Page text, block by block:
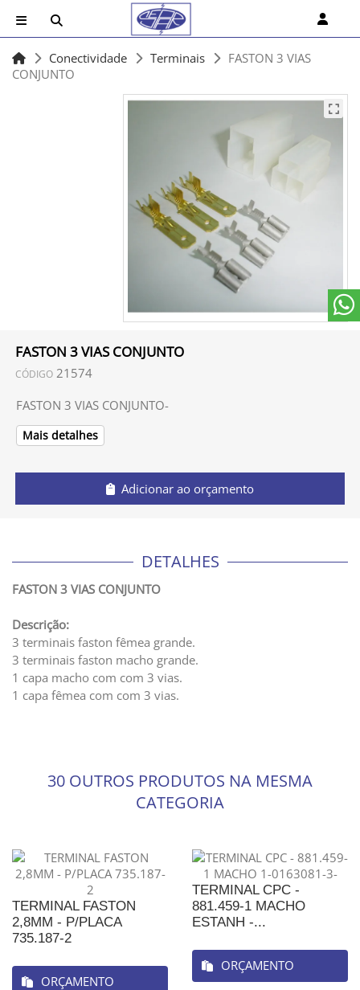
Conectividade Terminais
FASTON 3 VIAS
CONJUNTO
FASTON 3 VIAS CONJUNTO
CÓDIGO 21574
FASTON 3 VIAS CONJUNTO-
Mais detalhes
Adicionar ao orçamento
DETALHES
FASTON 3 VIAS CONJUNTO
Descrição:
3 terminais faston fêmea grande.
3 terminais faston macho grande.
1 capa macho com com 3 vias.
1 capa fêmea com com 3 vias.
30 OUTROS PRODUTOS NA MESMA
CATEGORIA
TERMINAL FASTON
2,8MM - P/PLACA
735.187-2
ORÇAMENTO
TERMINAL CPC -
881.459-1 MACHO
ESTANH -...
ORÇAMENTO